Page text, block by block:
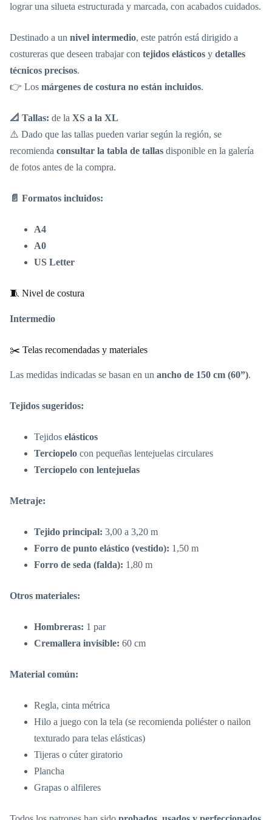
lograr una silueta estructurada y marcada, con acabados cuidados.
Destinado a un nivel intermedio, este patrón está dirigido a
costureras que deseen trabajar con tejidos elásticos y detalles
técnicos precisos.
👉 Los márgenes de costura no están incluidos.
📐 Tallas: de la XS a la XL
⚠️ Dado que las tallas pueden variar según la región, se
recomienda consultar la tabla de tallas disponible en la galería
de fotos antes de la compra.
📄 Formatos incluidos:
A4
A0
US Letter
🧵 Nivel de costura
Intermedio
✂️ Telas recomendadas y materiales
Las medidas indicadas se basan en un ancho de 150 cm (60”).
Tejidos sugeridos:
Tejidos elásticos
Terciopelo con pequeñas lentejuelas circulares
Terciopelo con lentejuelas
Metraje:
Tejido principal: 3,00 a 3,20 m
Forro de punto elástico (vestido): 1,50 m
Forro de seda (falda): 1,80 m
Otros materiales:
Hombreras: 1 par
Cremallera invisible: 60 cm
Material común:
Regla, cinta métrica
Hilo a juego con la tela (se recomienda poliéster o nailon
texturado para telas elásticas)
Tijeras o cúter giratorio
Plancha
Grapas o alfileres